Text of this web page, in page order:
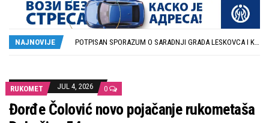
NAJNOVIJE
STOPROCENTNI ODZIV KLUBOVA ZONE JUG I SRPSKE LIGE ISTOK NA REDOVNIM KONFERENCIJAMA PRED NOVU SEZONU
RUKOMET JUL 4, 2026 0
Đorđe Čolović novo pojačanje rukometaša